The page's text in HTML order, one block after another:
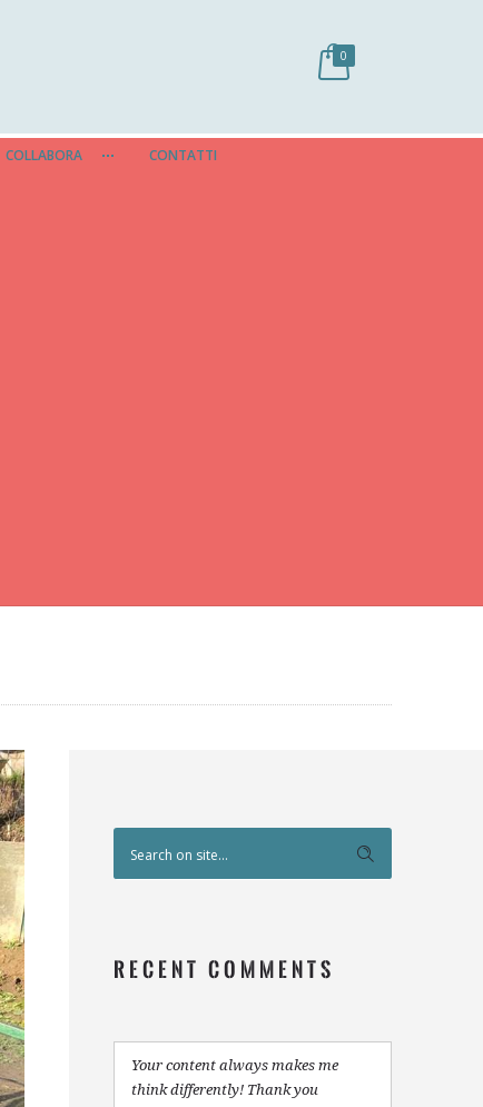
0
COLLABORA CONTATTI
RECENT COMMENTS
Your content always makes me
think differently! Thank you